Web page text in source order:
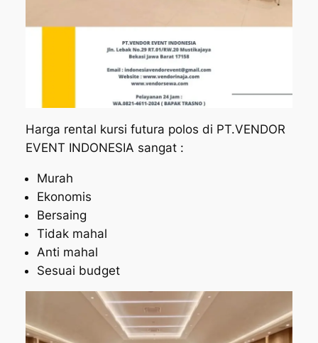
Harga rental kursi futura polos di PT.VENDOR
EVENT INDONESIA sangat :
Murah
Ekonomis
Bersaing
Tidak mahal
Anti mahal
Sesuai budget